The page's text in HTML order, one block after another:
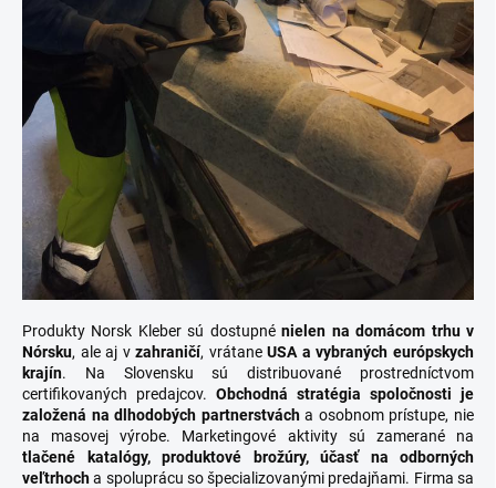
Produkty Norsk Kleber sú dostupnénielen na domácom trhu v
Nórsku, ale aj vzahraničí, vrátaneUSA a vybraných európskych
krajín. Na Slovensku sú distribuované prostredníctvom
certifikovaných predajcov. Obchodná stratégia spoločnosti je
založená na dlhodobých partnerstvácha osobnom prístupe, nie
na masovej výrobe. Marketingové aktivity sú zamerané na
tlačené katalógy, produktové brožúry, účasť na odborných
veľtrhocha spoluprácu so špecializovanými predajňami. Firma sa